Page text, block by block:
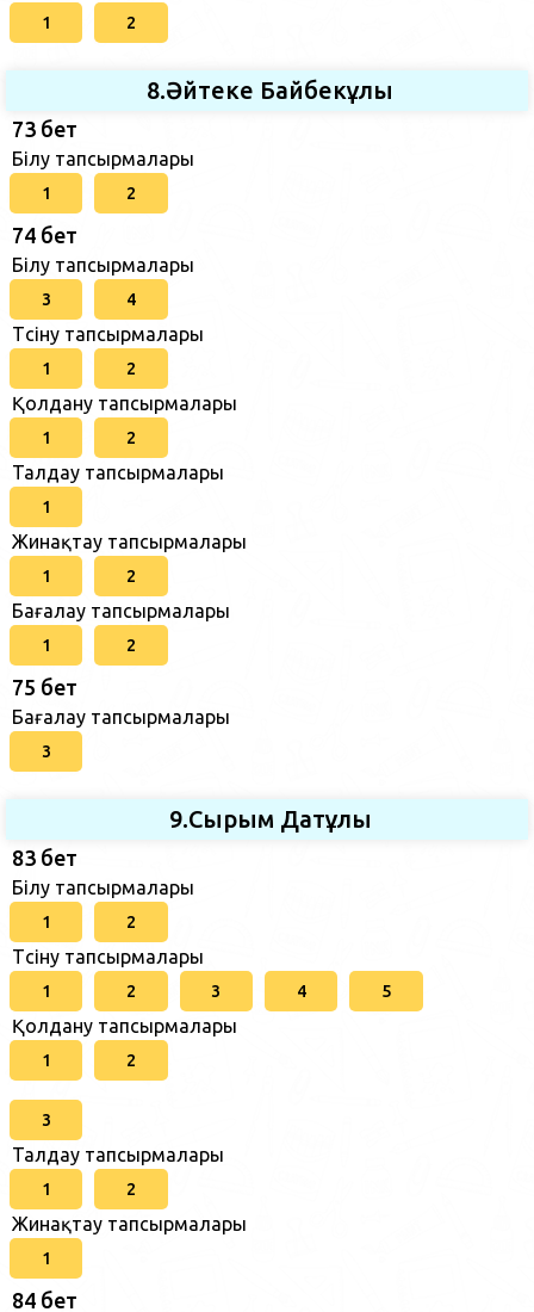
1 2
8.Әйтеке Байбекұлы
73 бет
Білу тапсырмалары
1 2
74 бет
Білу тапсырмалары
3 4
Түсіну тапсырмалары
1 2
Қолдану тапсырмалары
1 2
Талдау тапсырмалары
1
Жинақтау тапсырмалары
1 2
Бағалау тапсырмалары
1 2
75 бет
Бағалау тапсырмалары
3
9.Сырым Датұлы
83 бет
Білу тапсырмалары
1 2
Түсіну тапсырмалары
1 2 3 4 5
Қолдану тапсырмалары
1 2
3
Талдау тапсырмалары
1 2
Жинақтау тапсырмалары
1
84 бет